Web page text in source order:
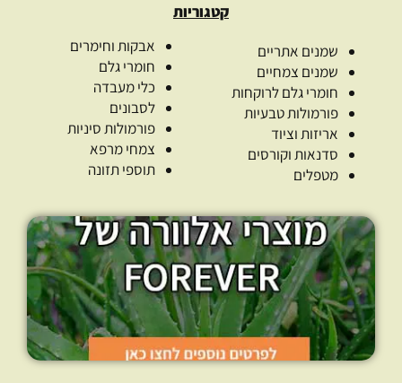
קטגוריות
שמנים אתריים
שמנים צמחיים
חומרי גלם לרוקחות
פורמולות טבעיות
אריזות וציוד
סדנאות וקורסים
מטפלים
אבקות וחימרים
חומרי גלם
כלי מעבדה
לסבונים
פורמולות סיניות
צמחי מרפא
תוספי תזונה